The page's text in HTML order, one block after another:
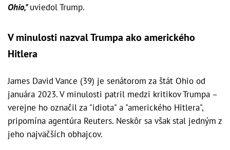
Ohio,"uviedol Trump.
V minulosti nazval Trumpa ako amerického
Hitlera
James David Vance (39) je senátorom za štát Ohio od
januára 2023. V minulosti patril medzi kritikov Trumpa –
verejne ho označil za "idiota" a "amerického Hitlera",
pripomína agentúra Reuters. Neskôr sa však stal jedným z
jeho najväčších obhajcov.